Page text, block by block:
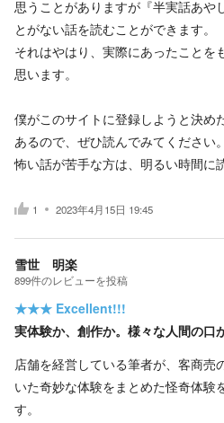
思うことがありますが『半実話あや
とがない話を読むことができます。
それはやはり、実際にあったことを
思います。
僕がこのサイトに登録しようと決め
あるので、ぜひ読んでみてください。
怖い話が苦手な方は、明るい時間に
1 2023年4月15日 19:45
雪世 明楽
899件のレビューを投稿
★★★ Excellent!!!
実体験か、創作か。様々な人間の口
店舗を経営している筆者が、客商売
いた奇妙な体験をまとめた怪奇体験
す。